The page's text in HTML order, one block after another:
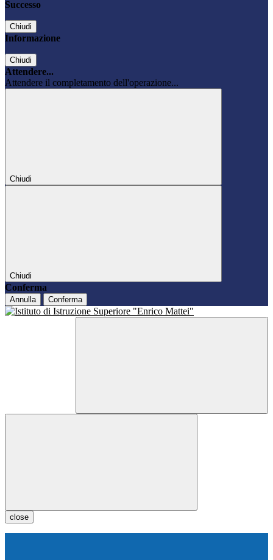
Successo
Chiudi
Informazione
Chiudi
Attendere...
Attendere il completamento dell'operazione...
Chiudi
Chiudi
Conferma
Annulla Conferma
close